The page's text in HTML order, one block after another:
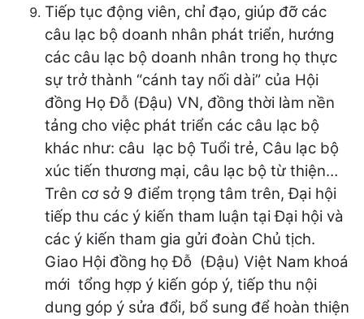
Tiếp tục động viên, chỉ đạo, giúp đỡ các
câu lạc bộ doanh nhân phát triển, hướng
các câu lạc bộ doanh nhân trong họ thực
sự trở thành “cánh tay nối dài” của Hội
đồng Họ Đỗ (Đậu) VN, đồng thời làm nền
tảng cho việc phát triển các câu lạc bộ
khác như: câu lạc bộ Tuổi trẻ, Câu lạc bộ
xúc tiến thương mại, câu lạc bộ từ thiện…
Trên cơ sở 9 điểm trọng tâm trên, Đại hội
tiếp thu các ý kiến tham luận tại Đại hội và
các ý kiến tham gia gửi đoàn Chủ tịch.
Giao Hội đồng họ Đỗ (Đậu) Việt Nam khoá
mới tổng hợp ý kiến góp ý, tiếp thu nội
dung góp ý sửa đổi, bổ sung để hoàn thiện